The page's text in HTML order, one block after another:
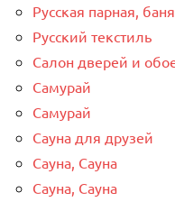
Русская парная,
Русский текстиль
Салон дверей и
Самурай
Самурай
Сауна для друзей
Сауна, Сауна
Сауна, Сауна